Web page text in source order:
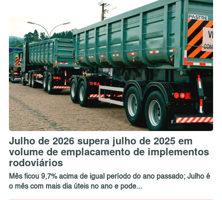
Julho de 2026 supera julho de 2025 em
volume de emplacamento de implementos
rodoviários
Mês ficou 9,7% acima de igual período do ano passado; Julho é
o mês com mais dia úteis no ano e pode...